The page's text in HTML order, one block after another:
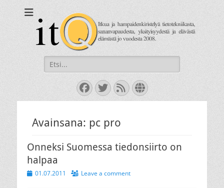
Itkua ja hammastenkiristelyä jo vuodesta 2008.
Search
for:
Facebook
Twitter
FeedWebsite
Avainsana: pc pro
Onneksi Suomessa tiedonsiirto on
halpaa
Posted
01.07.2011 Leave a comment